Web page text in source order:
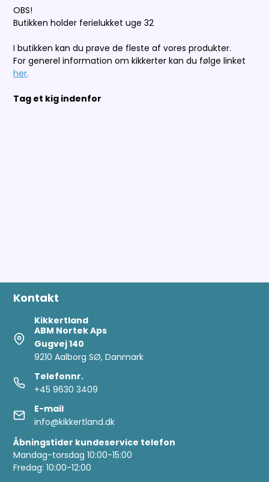
OBS!
Butikken holder ferielukket uge 32
I butikken kan du prøve de fleste af vores produkter.
For generel information om kikkerter kan du følge linket
her.
Tag et kig indenfor
Kontakt
Kikkertland
ABM Nortek Aps
Gugvej 140
9210 Aalborg SØ, Danmark
Telefonnr.
+45 9630 3409
E-mail
info@kikkertland.dk
Åbningstider kundeservice telefon
Mandag-torsdag 10:00-15:00
Fredag: 10:00-12:00